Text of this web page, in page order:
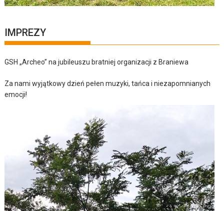
IMPREZY
GSH „Archeo” na jubileuszu bratniej organizacji z Braniewa
Za nami wyjątkowy dzień pełen muzyki, tańca i niezapomnianych
emocji!